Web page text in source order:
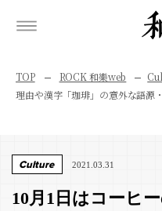
TOP ROCK 和樂web
理由や漢字「珈琲」の意外な語源
Culture 2021.03.31
10月1日はコーヒ